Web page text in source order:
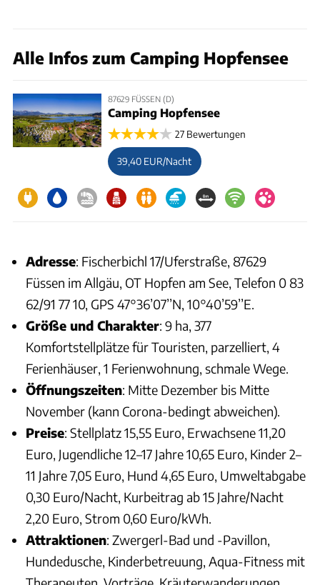
Alle Infos zum Camping Hopfensee
87629 FÜSSEN (D)
Camping Hopfensee
27 Bewertungen
39,40 EUR/Nacht
Adresse: Fischerbichl 17/Uferstraße, 87629
Füssen im Allgäu, OT Hopfen am See, Telefon 0 83
62/91 77 10, GPS 47°36’07’’N, 10°40’59’’E.
Größe und Charakter: 9 ha, 377
Komfortstellplätze für Touristen, parzelliert, 4
Ferienhäuser, 1 Ferienwohnung, schmale Wege.
Öffnungszeiten: Mitte Dezember bis Mitte
November (kann Corona-bedingt abweichen).
Preise: Stellplatz 15,55 Euro, Erwachsene 11,20
Euro, Jugendliche 12–17 Jahre 10,65 Euro, Kinder 2–
11 Jahre 7,05 Euro, Hund 4,65 Euro, Umweltabgabe
0,30 Euro/Nacht, Kurbeitrag ab 15 Jahre/Nacht
2,20 Euro, Strom 0,60 Euro/kWh.
Attraktionen: Zwergerl-Bad und -Pavillon,
Hundedusche, Kinderbetreuung, Aqua-Fitness mit